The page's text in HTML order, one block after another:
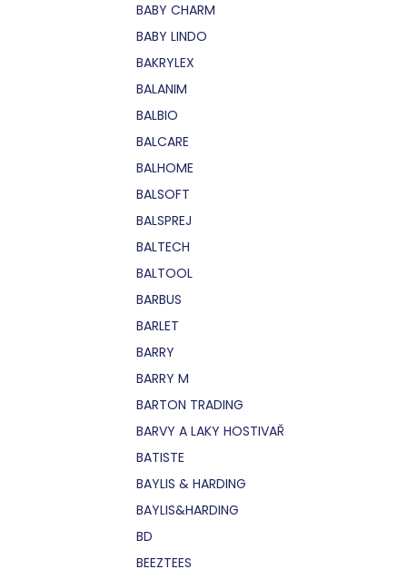
BABY CHARM
BABY LINDO
BAKRYLEX
BALANIM
BALBIO
BALCARE
BALHOME
BALSOFT
BALSPREJ
BALTECH
BALTOOL
BARBUS
BARLET
BARRY
BARRY M
BARTON TRADING
BARVY A LAKY HOSTIVAŘ
BATISTE
BAYLIS & HARDING
BAYLIS&HARDING
BD
BEEZTEES